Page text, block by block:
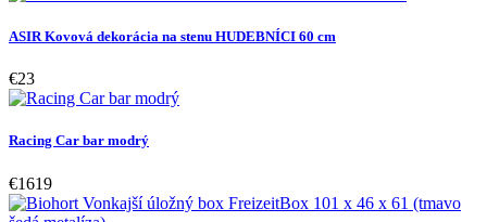
ASIR Kovová dekorácia na stenu HUDEBNÍCI 60 cm
€23
Racing Car bar modrý
€1619